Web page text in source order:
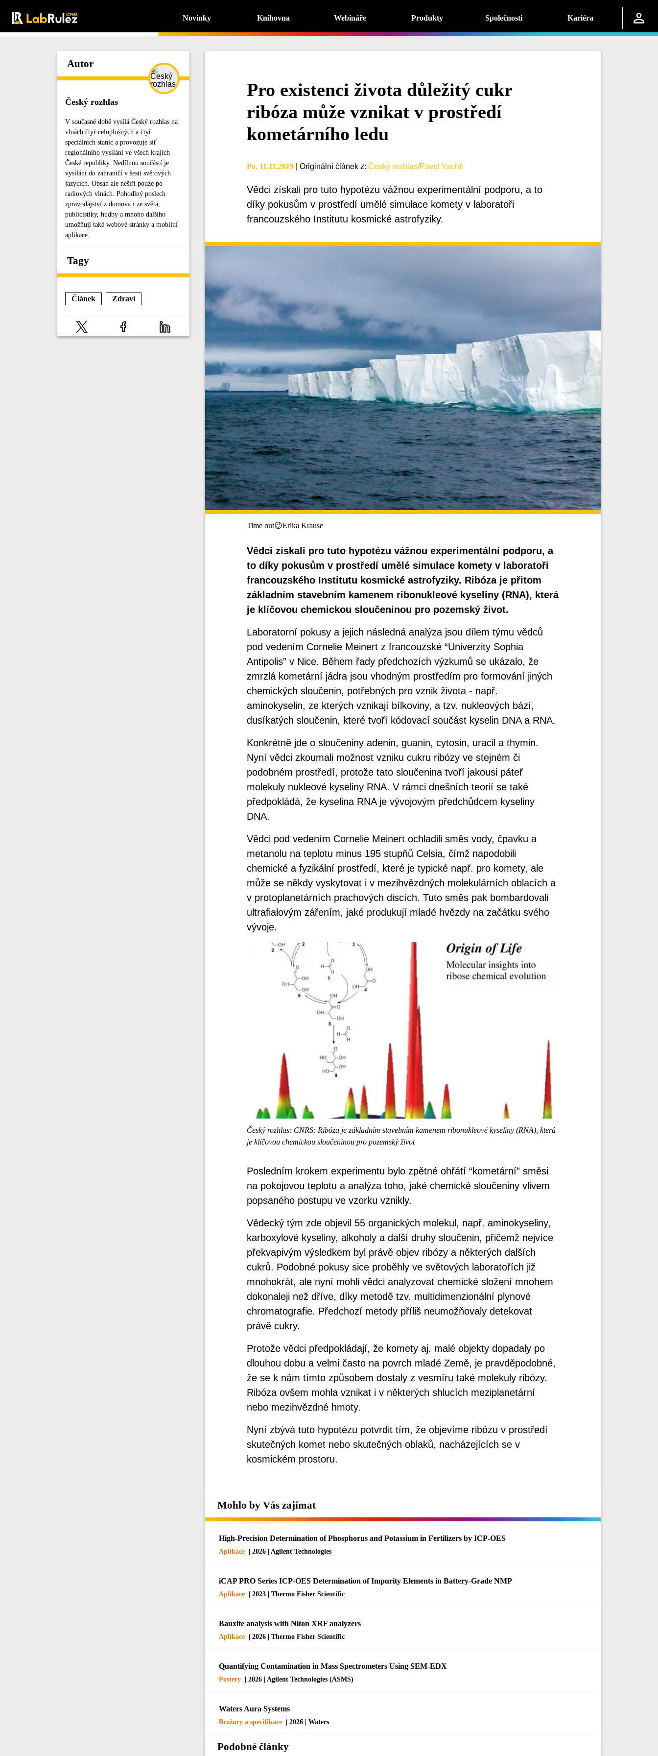
Novinky Knihovna Webináře Produkty Společnosti Kariéra
Autor
Český rozhlas
V současné době vysílá Český rozhlas na
vlnách čtyř celoplošných a čtyř
speciálních stanic a provozuje síť
regionálního vysílání ve všech krajích
České republiky. Nedílnou součástí je
vysílání do zahraničí v šesti světových
jazycích. Obsah ale nešíří pouze po
radiových vlnách. Pohodlný poslech
zpravodajství z domova i ze světa,
publicistiky, hudby a mnoho dalšího
umožňují také webové stránky a mobilní
aplikace.
Tagy
Článek Zdraví
Pro existenci života důležitý cukr
ribóza může vznikat v prostředí
kometárního ledu
Po, 11.11.2019 Originální článek z: Český rozhlas/Pavel Vachtl
Vědci získali pro tuto hypotézu vážnou experimentální podporu, a to
díky pokusům v prostředí umělé simulace komety v laboratoři
francouzského Institutu kosmické astrofyziky.
Time out😉Erika Krause
Vědci získali pro tuto hypotézu vážnou experimentální podporu, a
to díky pokusům v prostředí umělé simulace komety v laboratoři
francouzského Institutu kosmické astrofyziky. Ribóza je přitom
základním stavebním kamenem ribonukleové kyseliny (RNA), která
je klíčovou chemickou sloučeninou pro pozemský život.
Laboratorní pokusy a jejich následná analýza jsou dílem týmu vědců
pod vedením Cornelie Meinert z francouzské “Univerzity Sophia
Antipolis” v Nice. Během řady předchozích výzkumů se ukázalo, že
zmrzlá kometární jádra jsou vhodným prostředím pro formování jiných
chemických sloučenin, potřebných pro vznik života - např.
aminokyselin, ze kterých vznikají bílkoviny, a tzv. nukleových bází,
dusíkatých sloučenin, které tvoří kódovací součást kyselin DNA a RNA.
Konkrétně jde o sloučeniny adenin, guanin, cytosin, uracil a thymin.
Nyní vědci zkoumali možnost vzniku cukru ribózy ve stejném či
podobném prostředí, protože tato sloučenina tvoří jakousi páteř
molekuly nukleové kyseliny RNA. V rámci dnešních teorií se také
předpokládá, že kyselina RNA je vývojovým předchůdcem kyseliny
DNA.
Vědci pod vedením Cornelie Meinert ochladili směs vody, čpavku a
metanolu na teplotu minus 195 stupňů Celsia, čímž napodobili
chemické a fyzikální prostředí, které je typické např. pro komety, ale
může se někdy vyskytovat i v mezihvězdných molekulárních oblacích a
v protoplanetárních prachových discích. Tuto směs pak bombardovali
ultrafialovým zářením, jaké produkují mladé hvězdy na začátku svého
vývoje.
Český rozhlas: CNRS: Ribóza je základním stavebním kamenem ribonukleové kyseliny (RNA), která
je klíčovou chemickou sloučeninou pro pozemský život
Posledním krokem experimentu bylo zpětné ohřátí “kometární” směsi
na pokojovou teplotu a analýza toho, jaké chemické sloučeniny vlivem
popsaného postupu ve vzorku vznikly.
Vědecký tým zde objevil 55 organických molekul, např. aminokyseliny,
karboxylové kyseliny, alkoholy a další druhy sloučenin, přičemž nejvíce
překvapivým výsledkem byl právě objev ribózy a některých dalších
cukrů. Podobné pokusy sice proběhly ve světových laboratořích již
mnohokrát, ale nyní mohli vědci analyzovat chemické složení mnohem
dokonaleji než dříve, díky metodě tzv. multidimenzionální plynové
chromatografie. Předchozí metody příliš neumožňovaly detekovat
právě cukry.
Protože vědci předpokládají, že komety aj. malé objekty dopadaly po
dlouhou dobu a velmi často na povrch mladé Země, je pravděpodobné,
že se k nám tímto způsobem dostaly z vesmíru také molekuly ribózy.
Ribóza ovšem mohla vznikat i v některých shlucích meziplanetární
nebo mezihvězdné hmoty.
Nyní zbývá tuto hypotézu potvrdit tím, že objevíme ribózu v prostředí
skutečných komet nebo skutečných oblaků, nacházejících se v
kosmickém prostoru.
Mohlo by Vás zajímat
High-Precision Determination of Phosphorus and Potassium in Fertilizers by ICP-OES
Aplikace | 2026 | Agilent Technologies
iCAP PRO Series ICP-OES Determination of Impurity Elements in Battery-Grade NMP
Aplikace | 2023 | Thermo Fisher Scientific
Bauxite analysis with Niton XRF analyzers
Aplikace | 2026 | Thermo Fisher Scientific
Quantifying Contamination in Mass Spectrometers Using SEM-EDX
Postery | 2026 | Agilent Technologies (ASMS)
Waters Aura Systems
Brožury a specifikace | 2026 | Waters
Podobné články